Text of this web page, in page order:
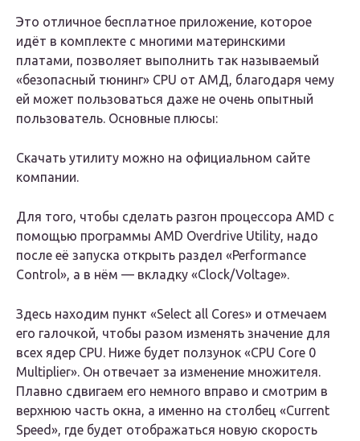
Это отличное бесплатное приложение, которое
идёт в комплекте с многими материнскими
платами, позволяет выполнить так называемый
«безопасный тюнинг» CPU от АМД, благодаря чему
ей может пользоваться даже не очень опытный
пользователь. Основные плюсы:
Скачать утилиту можно на официальном сайте
компании.
Для того, чтобы сделать разгон процессора AMD с
помощью программы AMD Overdrive Utility, надо
после её запуска открыть раздел «Performance
Control», а в нём — вкладку «Clock/Voltage».
Здесь находим пункт «Select all Cores» и отмечаем
его галочкой, чтобы разом изменять значение для
всех ядер CPU. Ниже будет ползунок «CPU Core 0
Multiplier». Он отвечает за изменение множителя.
Плавно сдвигаем его немного вправо и смотрим в
верхнюю часть окна, а именно на столбец «Current
Speed», где будет отображаться новую скорость